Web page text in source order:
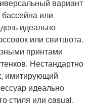
вариант
или
идеально
или свитшота.
принтами
Нестандартно
имитирующий
идеально
стиля или casual.